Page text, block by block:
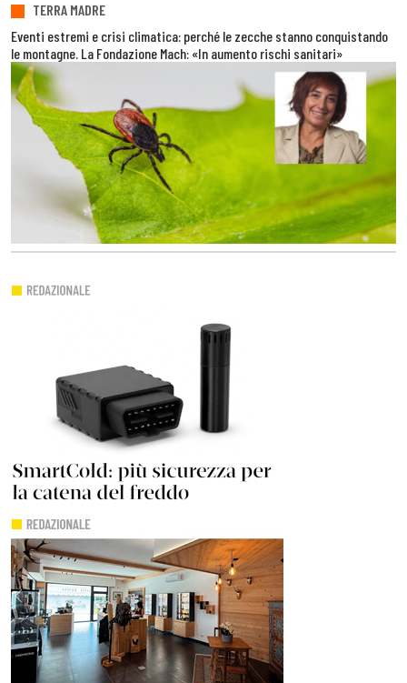
TERRA MADRE
Eventi estremi e crisi climatica: perché le zecche stanno conquistando
le montagne. La Fondazione Mach: «In aumento rischi sanitari»